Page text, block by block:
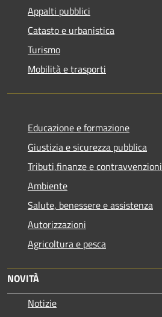
Appalti pubblici
Catasto e urbanistica
Turismo
Mobilità e trasporti
Educazione e formazione
Giustizia e sicurezza pubblica
Tributi,finanze e contravvenzioni
Ambiente
Salute, benessere e assistenza
Autorizzazioni
Agricoltura e pesca
NOVITÀ
Notizie